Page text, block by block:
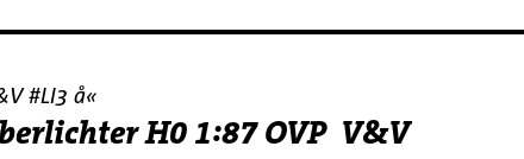
#LI3 å«
H0 1:87 OVP V&V